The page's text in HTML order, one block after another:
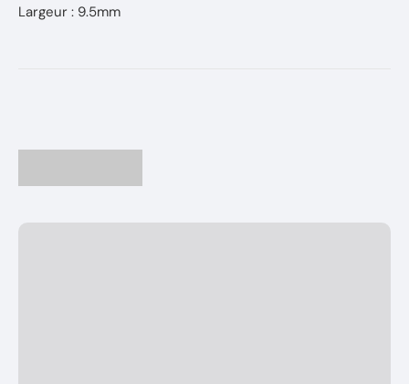
Largeur : 9.5mm